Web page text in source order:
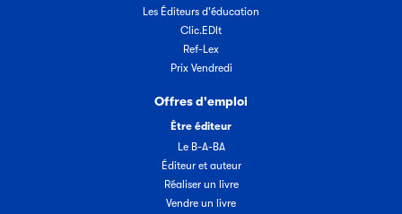
Les Éditeurs d'éducation
Clic.EDIt
Ref-Lex
Prix Vendredi
Offres d'emploi
Être éditeur
Le B-A-BA
Éditeur et auteur
Réaliser un livre
Vendre un livre